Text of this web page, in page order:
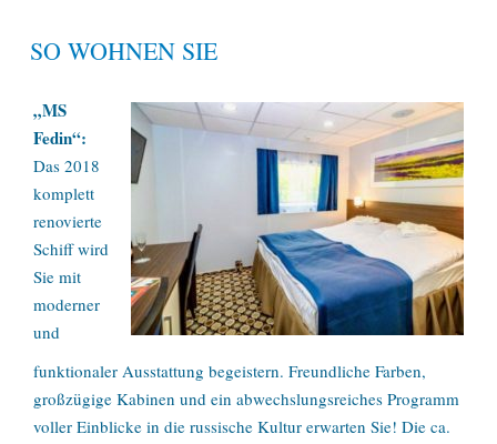
SO WOHNEN SIE
„MS
Fedin“:
Das 2018
komplett
renovierte
Schiff wird
Sie mit
moderner
und
funktionaler Ausstattung begeistern. Freundliche Farben,
großzügige Kabinen und ein abwechslungsreiches Programm
voller Einblicke in die russische Kultur erwarten Sie! Die ca.